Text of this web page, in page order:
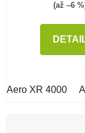
(až –6
Aero XR 4000